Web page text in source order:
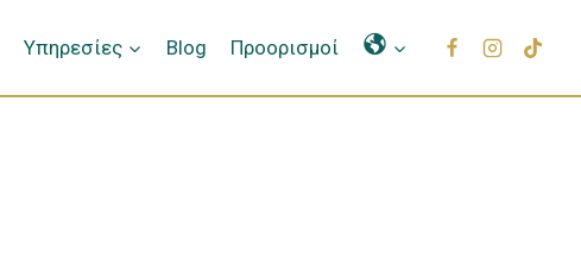
Υπηρεσίες Blog Προορισμοί Γλώσσες